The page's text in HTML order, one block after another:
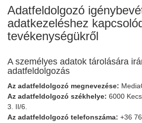
Adatfeldolgozó
adatkezeléshez
tevékenységükről
A személyes adatok tárolására
adatfeldolgozás
Az adatfeldolgozó megnevezése:
Az adatfeldolgozó székhelye: 6000
3. II/6.
Az adatfeldolgozó telefonszáma: +36